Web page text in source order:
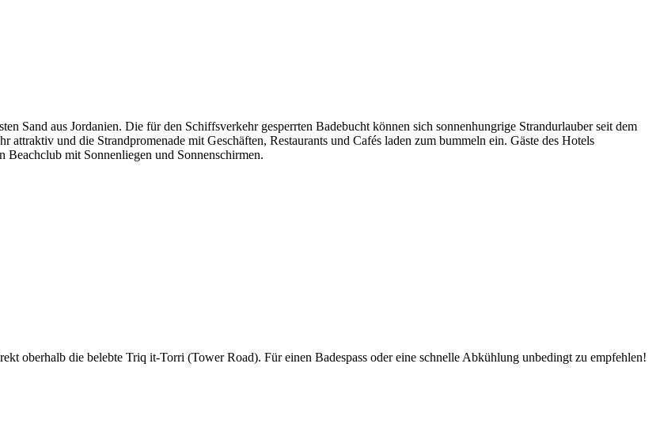
Sand aus Jordanien. Die für den Schiffsverkehr gesperrten Badebucht können sich sonnenhungrige Strandurlauber seit dem
attraktiv und die Strandpromenade mit Geschäften, Restaurants und Cafés laden zum bummeln ein. Gäste des Hotels
Beachclub mit Sonnenliegen und Sonnenschirmen.
oberhalb die belebte Triq it-Torri (Tower Road). Für einen Badespass oder eine schnelle Abkühlung unbedingt zu empfehlen!